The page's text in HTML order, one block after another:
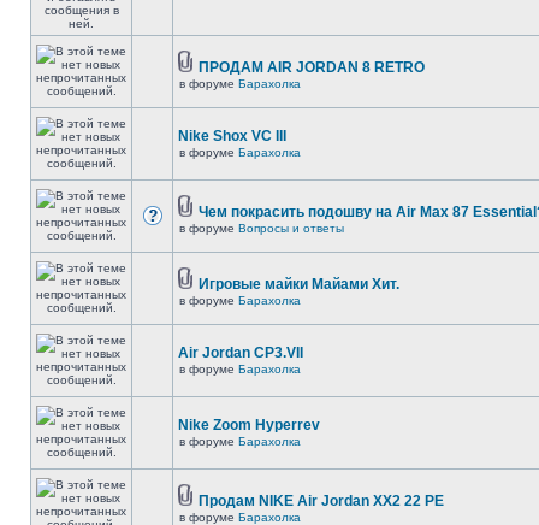
ПРОДАМ AIR JORDAN 8 RETRO
в форуме Барахолка
Nike Shox VC III
в форуме Барахолка
Чем покрасить подошву на Air Max 87
в форуме Вопросы и ответы
Игровые майки Майами Хит.
в форуме Барахолка
Air Jordan CP3.VII
в форуме Барахолка
Nike Zoom Hyperrev
в форуме Барахолка
Продам NIKE Air Jordan XX2 22 PE
в форуме Барахолка